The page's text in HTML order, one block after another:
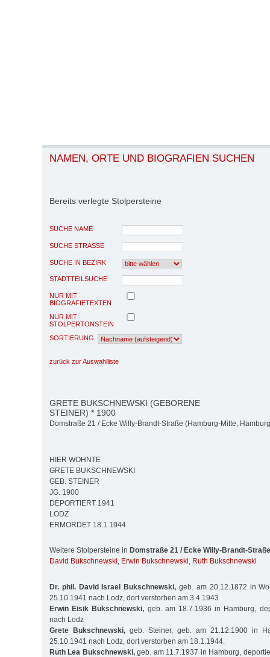
NAMEN, ORTE UND BIOGRAFIEN SUCHEN
Bereits verlegte Stolpersteine
SUCHE NAME
SUCHE STRASSE
SUCHE IN BEZIRK
STADTTEILSUCHE
NUR MIT
BIOGRAFIETEXTEN
NUR MIT
STOLPERTONSTEIN
SORTIERUNG
zurück zur Auswahlliste
GRETE BUKSCHNEWSKI (GEBORENE
STEINER) * 1900
Domstraße 21 / Ecke Willy-Brandt-Straße (Hamburg-Mitte,
HIER WOHNTE
GRETE BUKSCHNEWSKI
GEB. STEINER
JG. 1900
DEPORTIERT 1941
LODZ
ERMORDET 18.1.1944
Weitere Stolpersteine in Domstraße 21 / Ecke Willy-Brandt-Straße
David Bukschnewski, Erwin Bukschnewski, Ruth Bukschnewski
Dr. phil. David Israel Bukschnewski, geb. am 20.12.1872 in
25.10.1941 nach Lodz, dort verstorben am 3.4.1943
Erwin Eisik Bukschnewski, geb. am 18.7.1936 in Hamburg,
nach Lodz
Grete Bukschnewski, geb. Steiner, geb. am 21.12.1900 in
25.10.1941 nach Lodz, dort verstorben am 18.1.1944.
Ruth Lea Bukschnewski,geb. am 11.7.1937 in Hamburg,